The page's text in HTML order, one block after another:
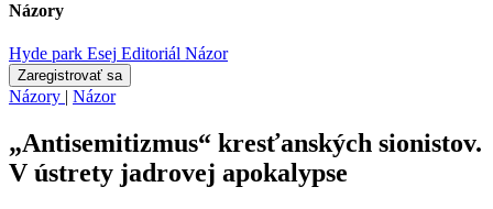
Názory
Hyde park Esej Editoriál Názor
Zaregistrovať sa
Názory | Názor
„Antisemitizmus“ kresťanských sionistov.
V ústrety jadrovej apokalypse